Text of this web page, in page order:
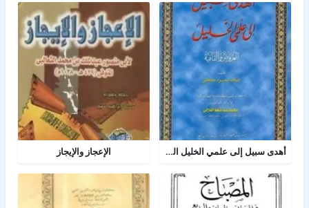
أهدى سبيل إلى علمي الخليل العروض والقافية الإعجاز والإيجاز